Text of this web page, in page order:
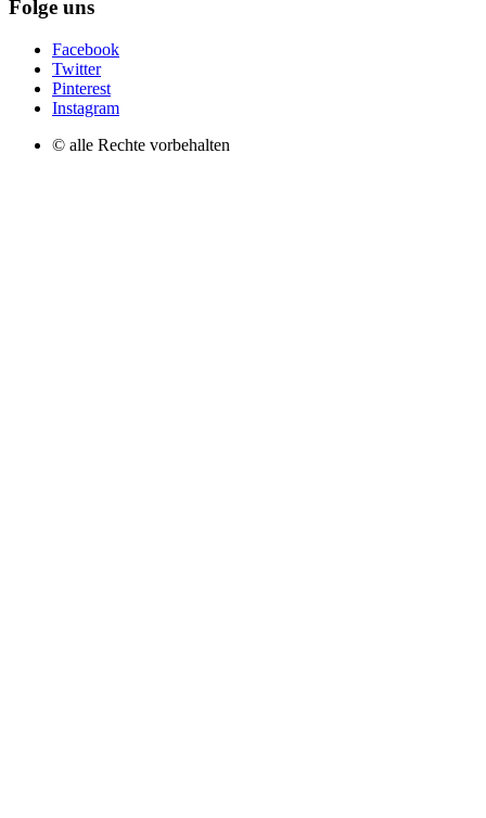
Folge uns
Facebook
Twitter
Pinterest
Instagram
© alle Rechte vorbehalten